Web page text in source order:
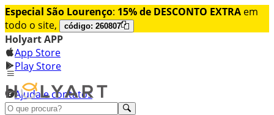
Especial São Lourenço: 15% de DESCONTO EXTRA em
todo o site,
código: 260807
Holyart APP
App Store
Play Store
Ajuda e contatos
Conheça premium